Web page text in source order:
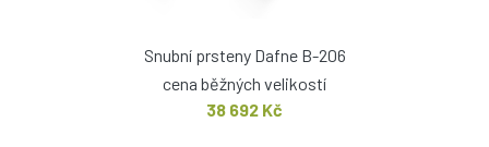
Snubní prsteny Dafne B-206
cena běžných velikostí
38 692 Kč